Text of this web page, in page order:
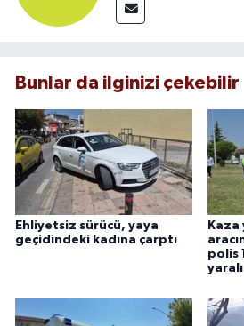
Bunlar da ilginizi çekebilir
Ehliyetsiz sürücü, yaya
geçidindeki kadına çarptı
polis
yaralı